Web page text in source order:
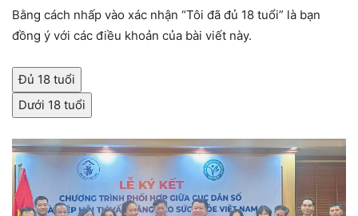
Bằng cách nhấp vào xác nhận “Tôi đã đủ 18 tuổi” là bạn
đồng ý với các điều khoản của bài viết này.
Đủ 18 tuổi
Dưới 18 tuổi